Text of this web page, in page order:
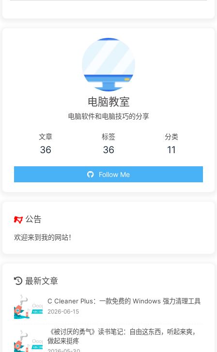
电脑教室
电脑软件和电脑技巧的分享
文章
36
标签
36
分类
11
Follow Me
公告
欢迎来到我的网站！
最新文章
C Cleaner Plus：一款免费的 Windows 强力清理工具
2026-06-15
《被讨厌的勇气》读书笔记：自由这东西，听起来爽，
做起来挺疼